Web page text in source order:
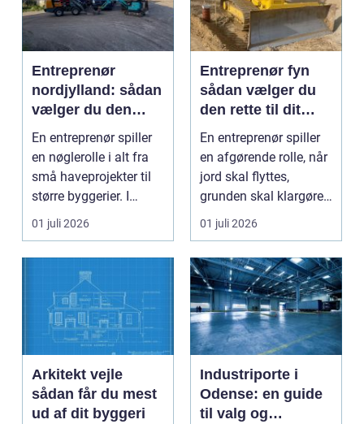
Entreprenør
nordjylland: sådan
vælger du den
rette
samarbejdspartner
til dit byggeri
En entreprenør spiller
en nøglerolle i alt fra
små haveprojekter til
større byggerier. I
Nordjylland...
01 juli 2026
Entreprenør fyn
sådan vælger du
den rette til dit
projekt
En entreprenør spiller
en afgørende rolle, når
jord skal flyttes,
grunden skal klargøres,
eller der ...
01 juli 2026
Arkitekt vejle
sådan får du mest
ud af dit byggeri
Industriporte i
Odense: en guide
til valg og